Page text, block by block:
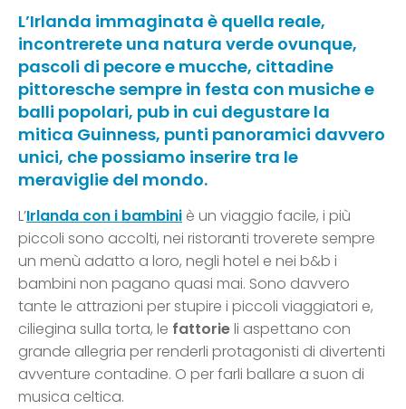
L’Irlanda immaginata è quella reale,
incontrerete una natura verde ovunque,
pascoli di pecore e mucche, cittadine
pittoresche sempre in festa con musiche e
balli popolari, pub in cui degustare la
mitica Guinness, punti panoramici davvero
unici, che possiamo inserire tra le
meraviglie del mondo.
L’Irlanda con i bambini è un viaggio facile, i più
piccoli sono accolti, nei ristoranti troverete sempre
un menù adatto a loro, negli hotel e nei b&b i
bambini non pagano quasi mai. Sono davvero
tante le attrazioni per stupire i piccoli viaggiatori e,
ciliegina sulla torta, le fattorieli aspettano con
grande allegria per renderli protagonisti di divertenti
avventure contadine. O per farli ballare a suon di
musica celtica.